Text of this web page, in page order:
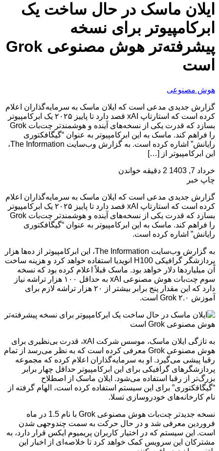
ایلان ماسک در حال ساخت یک
ابرکامپیوتر برای نسخه
پیشرفته‌تر هوش مصنوعی Grok
است
هوش مصنوعی
گزارش جدیدی مدعی است که ایلان ماسک به سرمایه‌گذاران اعلام
کرده است که استارتاپ xAI قصد دارد تا پاییز ۲۰۲۵ یک ابرکامپیوتر
بسازد که قدرت یکی از نسخه‌های آینده و هوشمندتر چت‌بات Grok
را فراهم کند. ماسک به این ابرکامپیوتر به عنوان “گیگافکتوری
رایانش” اشاره کرده است. به گزارش وب‌سایت The Information،
این ابرکامپیوتر از […]
خرداد 7, 1403
2 دقیقه خواندن
چاپ خبر
گزارش جدیدی مدعی است که ایلان ماسک به سرمایه‌گذاران اعلام
کرده است که استارتاپ xAI قصد دارد تا پاییز ۲۰۲۵ یک ابرکامپیوتر
بسازد که قدرت یکی از نسخه‌های آینده و هوشمندتر چت‌بات Grok
را فراهم کند. ماسک به این ابرکامپیوتر به عنوان “گیگافکتوری
رایانش” اشاره کرده است.
به گزارش وب‌سایت The Information، این ابرکامپیوتر از ده‌ها هزار
پردازشگر گرافیکی H100 انویدیا استفاده خواهد کرد و هزینه ساخت
آن میلیاردها دلار خواهد بود. ماسک قبلاً اعلام کرده بود که نسخه
سوم چت‌بات هوش مصنوعی xAI به حداقل ۱۰۰ هزار تراشه نیاز
دارد که این مقدار پنج برابر بیشتر از ۲۰ هزار تراشه لازم برای
آموزش Grok ۲.۰ است.
به تازگی ایلان ماسک، موسس شرکت xAI، قدرت بی‌نظیری برای
هوش مصنوعی Grok معرفی کرده است که به نظر می‌رسد از تمام
رقبا پیشی می‌گیرد. او به سرمایه‌گذاران اعلام کرده که مجموعه
پردازشگرهای گرافیکی برای این ابرکامپیوتر حداقل چهار برابر
بزرگ‌تر از رقبا استفاده می‌شود. ایلان ماسک از اصطلاح
“گیگافکتوری” برای این سیستم استفاده کرده است، الهام گرفته از
نام کارخانه‌های خودروسازی تسلا.
نسخه جدیدتر چت‌بات هوش مصنوعی Grok با نام 1.5 در ماه
فروردین معرفی شد و در حال حرکت به سمت چندوجهی شدن
است. این سیستم که در اختیار کاربران پریمیوم ایکس قرار دارد، به
مشترکان این سرویس کمک خواهد کرد تا خلاصه‌ای از اخبار این